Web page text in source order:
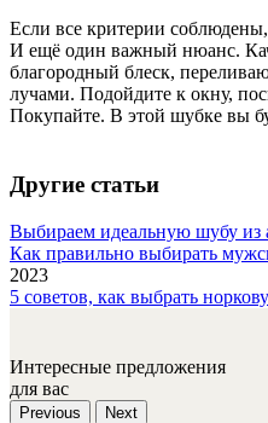
Если все критерии
И ещё один важный нюанс.
благородный блеск,
лучами. Подойдите к окну,
Покупайте. В этой шубке вы
Другие статьи
Выбираем идеальную шубу из
Как правильно выбирать
2023
5 советов, как выбрать
Интересные предложения
для вас
Previous Next